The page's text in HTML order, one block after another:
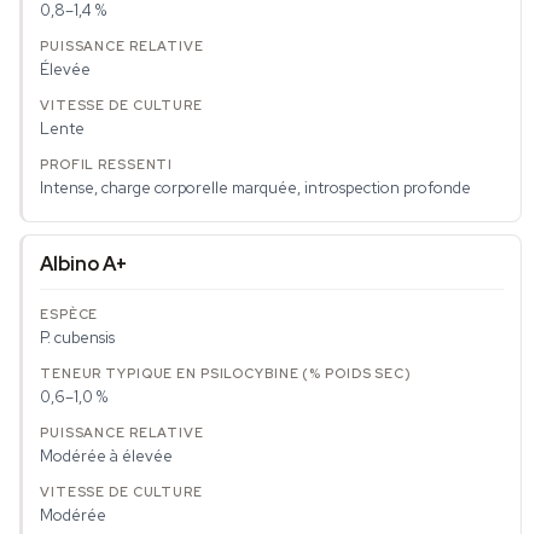
0,8–1,4 %
Élevée
Lente
Intense, charge corporelle marquée, introspection profonde
Albino A+
P. cubensis
0,6–1,0 %
Modérée à élevée
Modérée